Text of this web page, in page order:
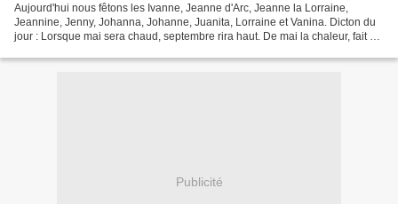
Aujourd'hui nous fêtons les Ivanne, Jeanne d'Arc, Jеаnnе lа Lοrrаinе,
Jеаnninе, Jеnny, Jοhаnnа, Johanne, Juanita, Lorraine et Vanina. Dicton du
jour : Lorsque mai sera chaud, septembre rira haut. De mai la chaleur, fait à
Publicité